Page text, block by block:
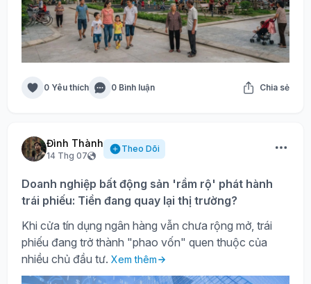
0 Yêu thích 0 Bình luận Chia sẻ
Đình Thành
14 Thg 07
Theo Dõi
Doanh nghiệp bất động sản 'rầm rộ' phát hành
trái phiếu: Tiền đang quay lại thị trường?
Khi cửa tín dụng ngân hàng vẫn chưa rộng mở, trái
phiếu đang trở thành "phao vốn" quen thuộc của
nhiều chủ đầu tư. Xem thêm